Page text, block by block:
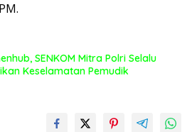
SENKOM Mitra Polri Selalu
Keselamatan Pemudik